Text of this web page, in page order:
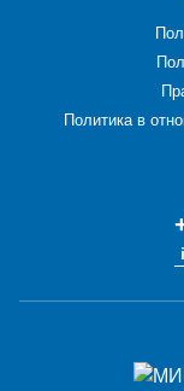
Политика в